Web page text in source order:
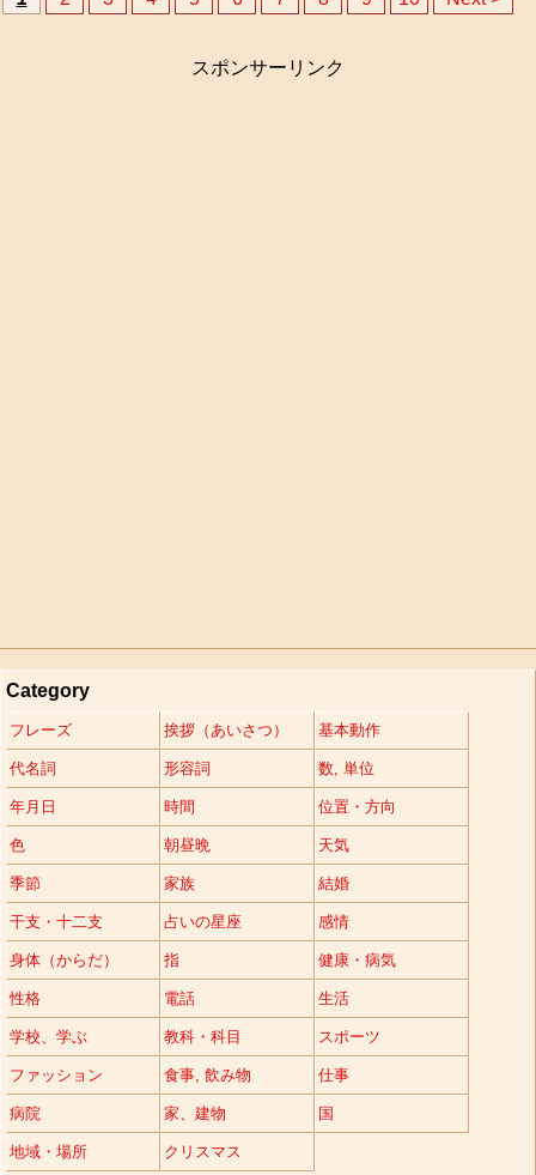
スポンサーリンク
Category
フレーズ 挨拶（あいさつ） 基本動作
代名詞 形容詞 数, 単位
年月日 時間 位置・方向
色 朝昼晩 天気
季節 家族 結婚
干支・十二支 占いの星座 感情
身体（からだ） 指 健康・病気
性格 電話 生活
学校、学ぶ 教科・科目 スポーツ
ファッション 食事, 飲み物 仕事
病院 家、建物 国
地域・場所 クリスマス